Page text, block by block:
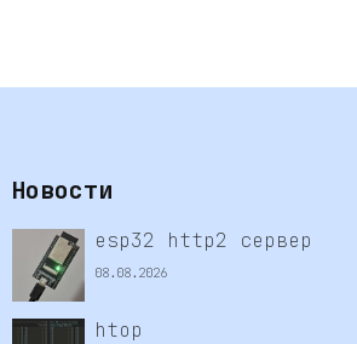
Новости
esp32 http2 сервер
08.08.2026
htop